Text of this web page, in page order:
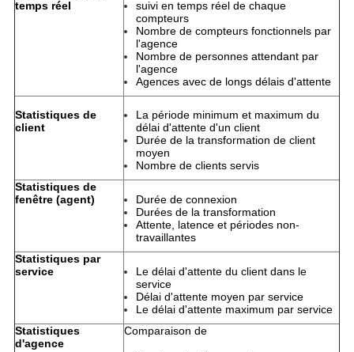
temps réel
suivi en temps réel de chaque
compteurs
Nombre de compteurs fonctionnels par
l'agence
Nombre de personnes attendant par
l'agence
Agences avec de longs délais d'attente
Statistiques de
client
La période minimum et maximum du
délai d'attente d'un client
Durée de la transformation de client
moyen
Nombre de clients servis
Statistiques de
fenêtre (agent)
Durée de connexion
Durées de la transformation
Attente, latence et périodes non-
travaillantes
Statistiques par
service
Le délai d'attente du client dans le
service
Délai d'attente moyen par service
Le délai d'attente maximum par service
Statistiques
d'agence
Comparaison de